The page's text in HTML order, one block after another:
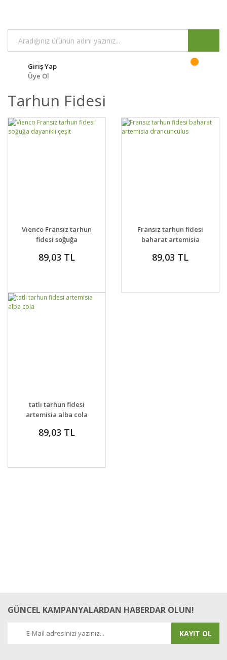
Giriş Yap
Üye Ol
Tarhun Fidesi
DETAYLAR
VER
Vienco Fransız tarhun
fidesi soğuğa
89,03 TL
DETAYLAR
VER
Fransız tarhun fidesi
baharat artemisia
89,03 TL
DETAYLAR
VER
tatlı tarhun fidesi
artemisia alba cola
89,03 TL
GÜNCEL KAMPANYALARDAN HABERDAR OLUN!
KAYIT OL